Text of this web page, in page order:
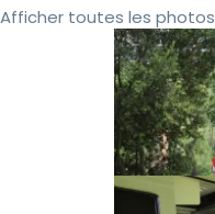
Afficher toutes les photos